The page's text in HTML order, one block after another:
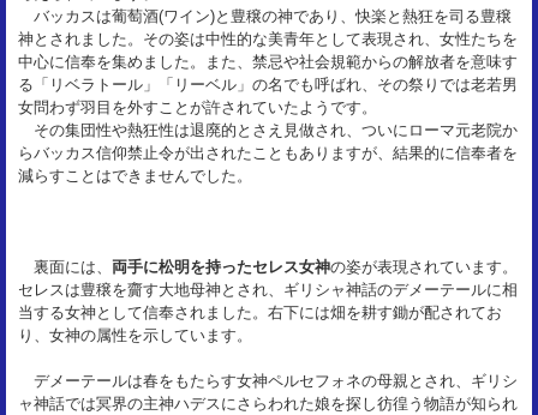
バッカスは葡萄酒(ワイン)と豊穣の神であり、快楽と熱狂を司る豊穣
神とされました。その姿は中性的な美青年として表現され、女性たちを
中心に信奉を集めました。また、禁忌や社会規範からの解放者を意味す
る「リベラトール」「リーベル」の名でも呼ばれ、その祭りでは老若男
女問わず羽目を外すことが許されていたようです。
その集団性や熱狂性は退廃的とさえ見做され、ついにローマ元老院か
らバッカス信仰禁止令が出されたこともありますが、結果的に信奉者を
減らすことはできませんでした。
裏面には、 両手に松明を持ったセレス女神の姿が表現されています。
セレスは豊穣を齎す大地母神とされ、ギリシャ神話のデメーテールに相
当する女神として信奉されました。右下には畑を耕す鋤が配されてお
り、女神の属性を示しています。
デメーテールは春をもたらす女神ペルセフォネの母親とされ、ギリシ
ャ神話では冥界の主神ハデスにさらわれた娘を探し彷徨う物語が知られ